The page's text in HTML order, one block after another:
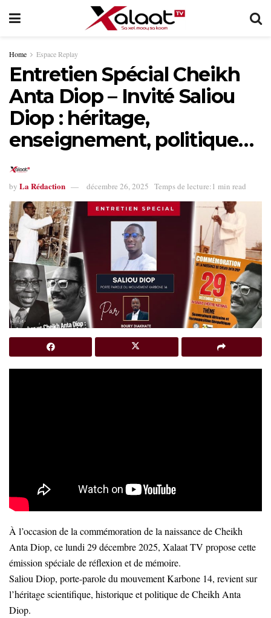
Home Espace Replay
Entretien Spécial Cheikh
Anta Diop – Invité Saliou
Diop : héritage,
enseignement, politique…
by La Rédaction décembre 26, 2025 Temps de lecture:1 min read
À l’occasion de la commémoration de la naissance de Cheikh
Anta Diop, ce lundi 29 décembre 2025, Xalaat TV propose cette
émission spéciale de réflexion et de mémoire.
Saliou Diop, porte-parole du mouvement Karbone 14, revient sur
l’héritage scientifique, historique et politique de Cheikh Anta
Diop.